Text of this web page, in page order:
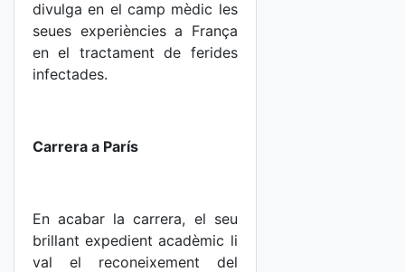
divulga en el camp mèdic les
seues experiències a França
en el tractament de ferides
infectades.
Carrera a París
En acabar la carrera, el seu
brillant expedient acadèmic li
val el reconeixement del